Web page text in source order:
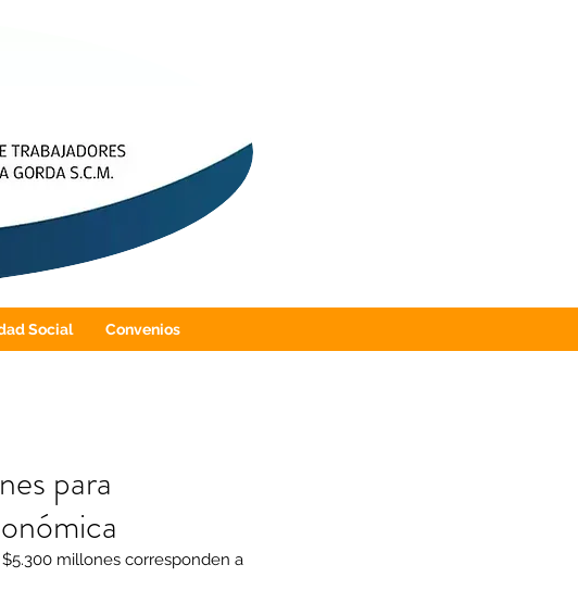
Social Convenios
para
millones corresponden a